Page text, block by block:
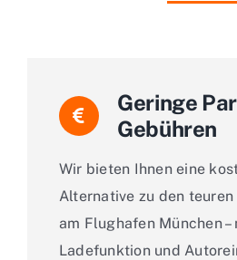
Geringe
Gebühren
Wir bieten Ihnen eine
Alternative zu den teuren
am Flughafen München –
Ladefunktion und